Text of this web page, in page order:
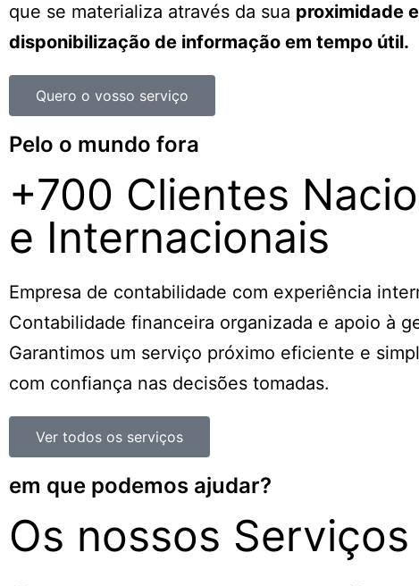
que se materializa através da sua proximidade e
disponibilização de informação em tempo útil.
Quero o vosso serviço
Pelo o mundo fora
+700 Clientes
e Internacionais
Empresa de contabilidade com experiência
Contabilidade financeira organizada e apoio à
Garantimos um serviço próximo eficiente e
com confiança nas decisões tomadas.
Ver todos os serviços
em que podemos ajudar?
Os nossos Serviços